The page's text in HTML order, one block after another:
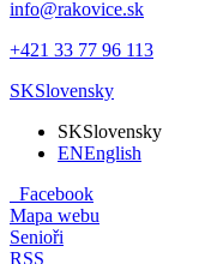
info@rakovice.sk
+421 33 77 96 113
SKSlovensky
SKSlovensky
ENEnglish
Facebook
Mapa webu
Senioři
RSS